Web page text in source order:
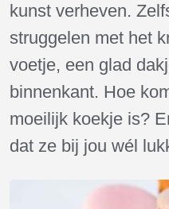
kunst verheven.
struggelen met het
voetje, een glad
binnenkant. Hoe
moeilijk koekje is?
dat ze bij jou wél